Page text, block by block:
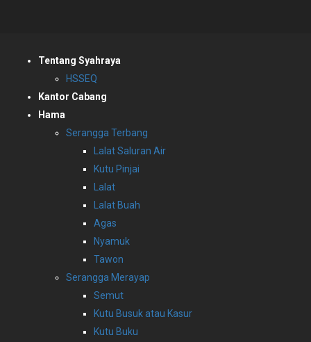
Tentang Syahraya
HSSEQ
Kantor Cabang
Hama
Serangga Terbang
Lalat Saluran Air
Kutu Pinjai
Lalat
Lalat Buah
Agas
Nyamuk
Tawon
Serangga Merayap
Semut
Kutu Busuk atau Kasur
Kutu Buku